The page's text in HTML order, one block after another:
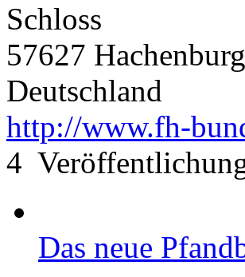
Schloss
57627 Hachenburg
Deutschland
http://www.fh-
4
Das neue